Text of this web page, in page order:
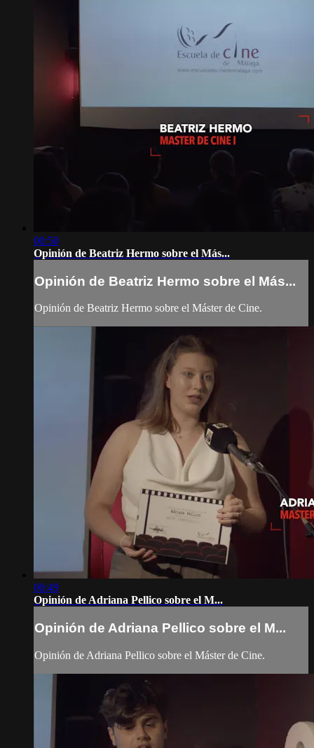
00:50
Opinión de Beatriz Hermo sobre el Más...
Opinión de Beatriz Hermo sobre el Más...
Opinión de Beatriz Hermo sobre el Máster de Cine.
00:49
Opinión de Adriana Pellico sobre el M...
Opinión de Adriana Pellico sobre el M...
Opinión de Adriana Pellico sobre el Máster de Cine.